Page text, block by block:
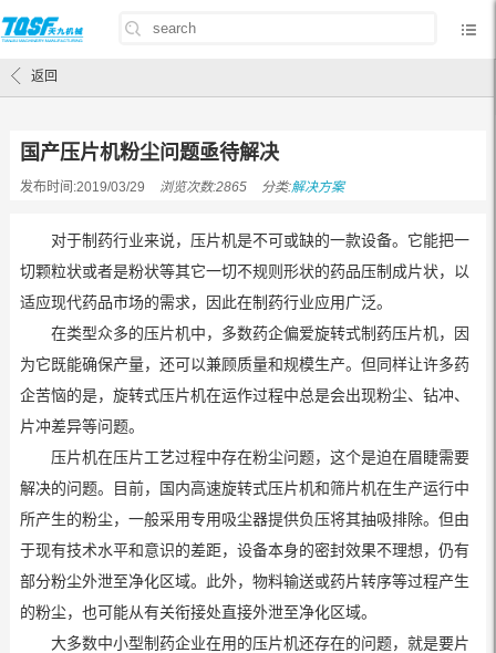
首页/解决方案 国产压片机粉尘问题亟待解决
返回
国产压片机粉尘问题亟待解决
发布时间:2019/03/29 浏览次数:2865 分类:解决方案
对于制药行业来说，压片机是不可或缺的一款设备。它能把一
切颗粒状或者是粉状等其它一切不规则形状的药品压制成片状，以
适应现代药品市场的需求，因此在制药行业应用广泛。
在类型众多的压片机中，多数药企偏爱旋转式制药压片机，因
为它既能确保产量，还可以兼顾质量和规模生产。但同样让许多药
企苦恼的是，旋转式压片机在运作过程中总是会出现粉尘、钻冲、
片冲差异等问题。
压片机在压片工艺过程中存在粉尘问题，这个是迫在眉睫需要
解决的问题。目前，国内高速旋转式压片机和筛片机在生产运行中
所产生的粉尘，一般采用专用吸尘器提供负压将其抽吸排除。但由
于现有技术水平和意识的差距，设备本身的密封效果不理想，仍有
部分粉尘外泄至净化区域。此外，物料输送或药片转序等过程产生
的粉尘，也可能从有关衔接处直接外泄至净化区域。
大多数中小型制药企业在用的压片机还存在的问题，就是要片